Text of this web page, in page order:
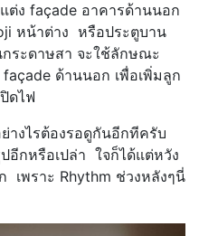
ต่ง façade อาคารด้านนอก
หน้าต่าง หรือประตูบาน
ระดาษสา จะใช้ลักษณะ
ด้านนอก เพื่อเพิ่มลูก
ดไฟ
างไรต้องรอดูกันอีกทีครับ
อีกหรือเปล่า ใจก็ได้แต่หวัง
เพราะ Rhythm ช่วงหลังๆนี่